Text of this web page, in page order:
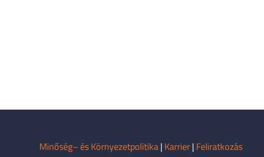
Minőség– és Környezetpolitika| Karrier| Feliratkozás